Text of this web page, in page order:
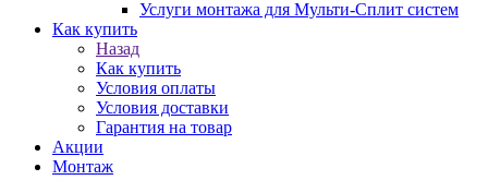
Услуги монтажа для Мульти-Сплит систем
Как купить
Назад
Как купить
Условия оплаты
Условия доставки
Гарантия на товар
Акции
Монтаж